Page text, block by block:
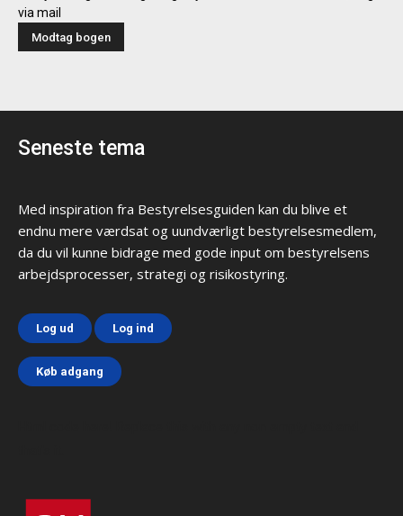
via mail
Seneste tema
Med inspiration fra Bestyrelsesguiden kan du blive et
endnu mere værdsat og uundværligt bestyrelsesmedlem,
da du vil kunne bidrage med gode input om bestyrelsens
arbejdsprocesser, strategi og risikostyring.
Log ud Log ind
Køb adgang